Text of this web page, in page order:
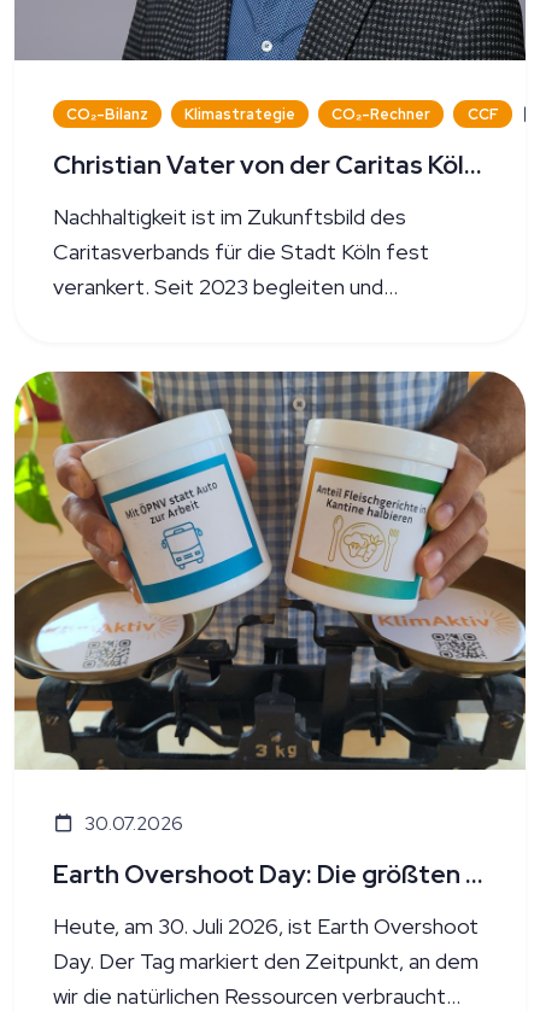
CO₂-Bilanz Klimastrategie CO₂-Rechner CCF
Christian Vater von der Caritas Köln im Interview
Nachhaltigkeit ist im Zukunftsbild des
Caritasverbands für die Stadt Köln fest
verankert. Seit 2023 begleiten und
Rechner.PRO und mit unserer Beratung bei
der Berechnung des Corporate Carbon
Footprints.
30.07.2026
Earth Overshoot Day: Die größten Hebel für den Klimaschutz entdecken
Heute, am 30. Juli 2026, ist Earth Overshoot
Day. Der Tag markiert den Zeitpunkt, an dem
wir die natürlichen Ressourcen verbraucht